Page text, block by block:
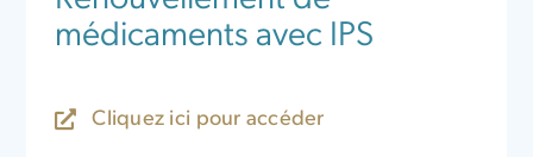
médicaments avec IPS
Cliquez ici pour accéder